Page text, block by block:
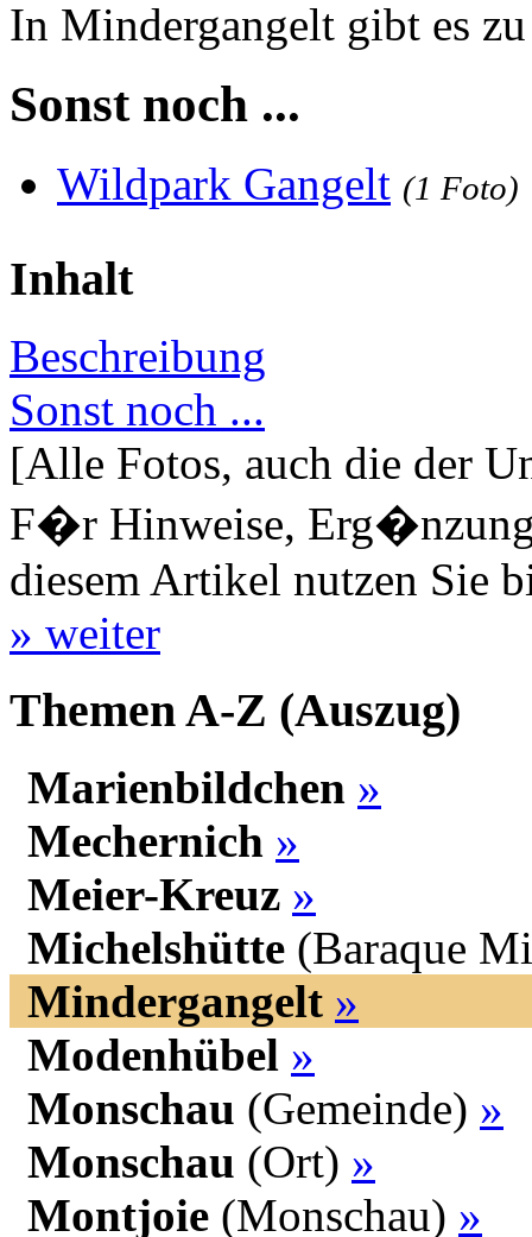
In Mindergangelt gibt es zu
Sonst noch ...
Wildpark Gangelt (1 Foto)
Inhalt
Beschreibung
Sonst noch ...
[Alle Fotos, auch die der
F�r Hinweise,
diesem Artikel nutzen Sie
» weiter
Themen A-Z (Auszug)
Marienbildchen »
Mechernich »
Meier-Kreuz »
Michelshütte (Baraque
Mindergangelt »
Modenhübel »
Monschau (Gemeinde) »
Monschau (Ort) »
Montjoie (Monschau) »